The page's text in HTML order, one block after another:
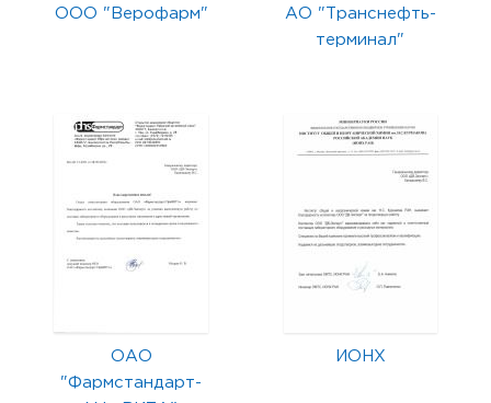
ООО "Верофарм"
АО "Транснефть-
терминал"
ОАО
"Фармстандарт-
ИОНХ